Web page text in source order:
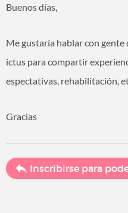
Buenos días,
Me gustaría hablar con
ictus para compartir
espectativas, rehabilitación,
Gracias
Inscribirse para